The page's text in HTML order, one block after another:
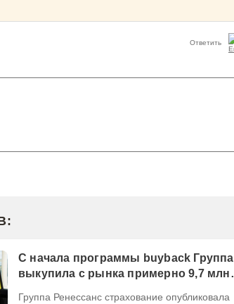
Ответить
С начала программы buyback Группа
выкупила с рынка примерно 9,7 млн
Группа Ренессанс страхование опубликовала